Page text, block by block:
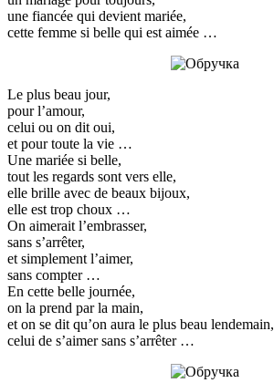
une fiancée qui devient mariée,
cette femme si belle qui est aimée …
Le plus beau jour,
pour l’amour,
celui ou on dit oui,
et pour toute la vie …
Une mariée si belle,
tout les regards sont vers elle,
elle brille avec de beaux bijoux,
elle est trop choux …
On aimerait l’embrasser,
sans s’arrêter,
et simplement l’aimer,
sans compter …
En cette belle journée,
on la prend par la main,
et on se dit qu’on aura le plus beau lendemain,
celui de s’aimer sans s’arrêter …